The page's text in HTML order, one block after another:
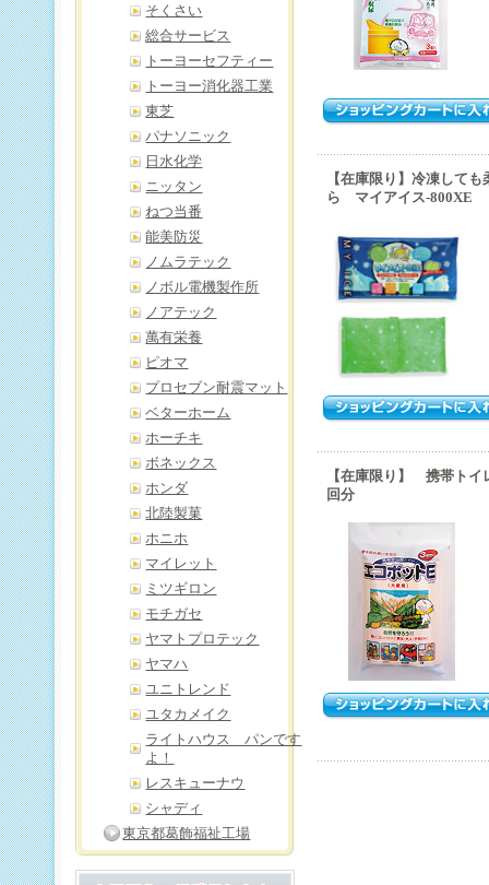
【在庫限り】冷凍して
ら マイアイス-800XE
【在庫限り】 携帯ト
回分
そくさい
総合サービス
トーヨーセフティー
トーヨー消化器工業
東芝
パナソニック
日水化学
ニッタン
ねつ当番
能美防災
ノムラテック
ノボル電機製作所
ノアテック
萬有栄養
ピオマ
プロセブン耐震マット
ベターホーム
ホーチキ
ボネックス
ホンダ
北陸製菓
ホニホ
マイレット
ミツギロン
モチガセ
ヤマトプロテック
ヤマハ
ユニトレンド
ユタカメイク
ライトハウス パンです
よ！
レスキューナウ
シャディ
東京都葛飾福祉工場